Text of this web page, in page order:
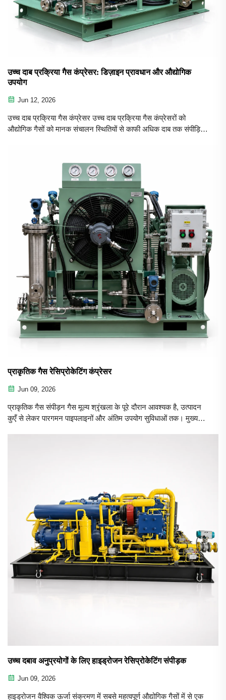
उच्च दाब प्रक्रिया गैस कंप्रेसर: डिज़ाइन प्रावधान और औद्योगिक
उपयोग
Jun 12, 2026
उच्च दाब प्रक्रिया गैस कंप्रेसर उच्च दाब प्रक्रिया गैस कंप्रेसरों को
औद्योगिक गैसों को मानक संचालन स्थितियों से काफी अधिक दाब तक संपीड़ित
प्राकृतिक गैस रेसिप्रोकेटिंग कंप्रेसर
Jun 09, 2026
प्राकृतिक गैस संपीड़न गैस मूल्य श्रृंखला के पूरे दौरान आवश्यक है, उत्पादन
कुएँ से लेकर पारगमन पाइपलाइनों और अंतिम उपयोग सुविधाओं तक। मुख्य
उच्च दबाव अनुप्रयोगों के लिए हाइड्रोजन रेसिप्रोकेटिंग संपीड़क
Jun 09, 2026
हाइड्रोजन वैश्विक ऊर्जा संक्रमण में सबसे महत्वपूर्ण औद्योगिक गैसों में से एक